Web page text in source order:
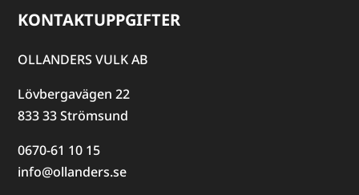
KONTAKTUPPGIFTER
OLLANDERS VULK AB
Lövbergavägen 22
833 33 Strömsund
0670-61 10 15
info@ollanders.se